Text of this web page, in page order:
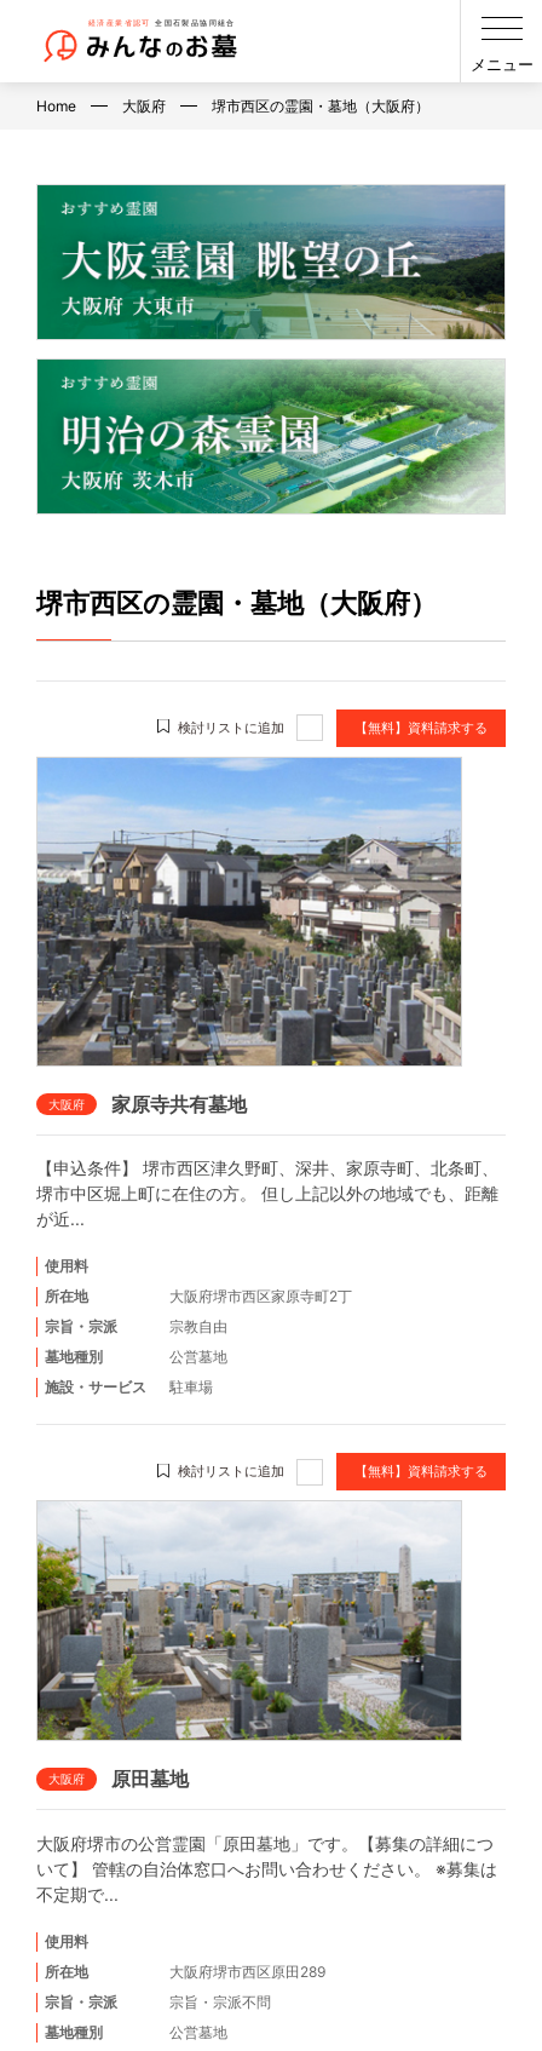
メニュー
Home 大阪府 堺市西区の霊園・墓地（大阪府）
堺市西区の霊園・墓地（大阪府）
検討リストに追加 【無料】資料請求する
大阪府 家原寺共有墓地
【申込条件】 堺市西区津久野町、深井、家原寺町、北条町、
堺市中区堀上町に在住の方。 但し上記以外の地域でも、距離
が近...
使用料
所在地
大阪府堺市西区家原寺町2丁
宗旨・宗派
宗教自由
墓地種別
公営墓地
施設・サービス
駐車場
検討リストに追加 【無料】資料請求する
大阪府 原田墓地
大阪府堺市の公営霊園「原田墓地」です。【募集の詳細につ
いて】 管轄の自治体窓口へお問い合わせください。 ※募集は
不定期で...
使用料
所在地
大阪府堺市西区原田289
宗旨・宗派
宗旨・宗派不問
墓地種別
公営墓地